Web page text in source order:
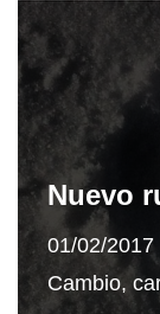
Nuevo
01/02/2017
Cambio,